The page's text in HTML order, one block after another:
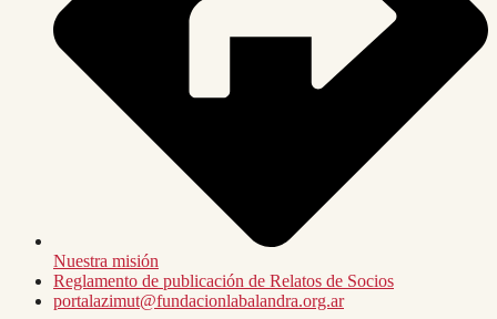
Nuestra misión
Reglamento de publicación de Relatos de Socios
portalazimut@fundacionlabalandra.org.ar